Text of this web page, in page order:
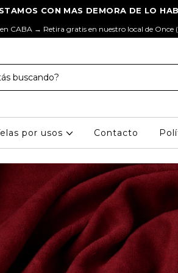
en CABA → Retira gratis en nuestro local de
por usos Contacto